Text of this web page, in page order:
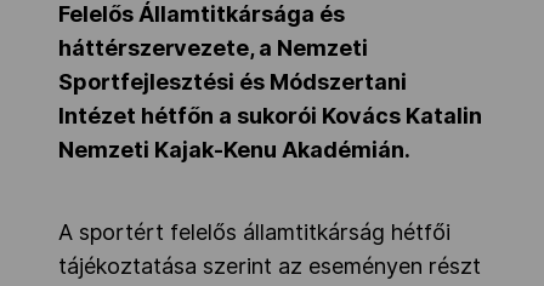
OVEP
Adatbank
Felelős Államtitkársága és
háttérszervezete, a Nemzeti
Sportfejlesztési és Módszertani
Intézet hétfőn a sukorói Kovács Katalin
Nemzeti Kajak-Kenu Akadémián.
A sportért felelős államtitkárság hétfői
tájékoztatása szerint az eseményen részt